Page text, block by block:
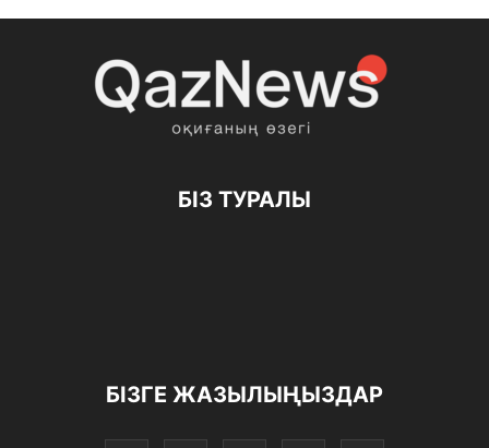
БІЗ ТУРАЛЫ
БІЗГЕ ЖАЗЫЛЫҢЫЗДАР